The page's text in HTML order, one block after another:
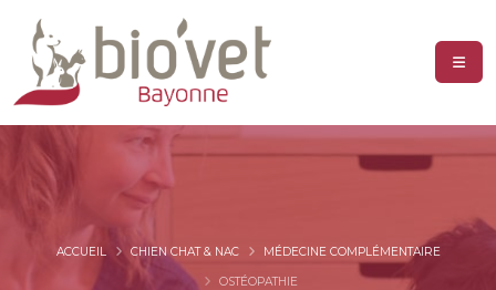
ACCUEIL CHIEN CHAT & NAC MÉDECINE COMPLÉMENTAIRE
OSTÉOPATHIE